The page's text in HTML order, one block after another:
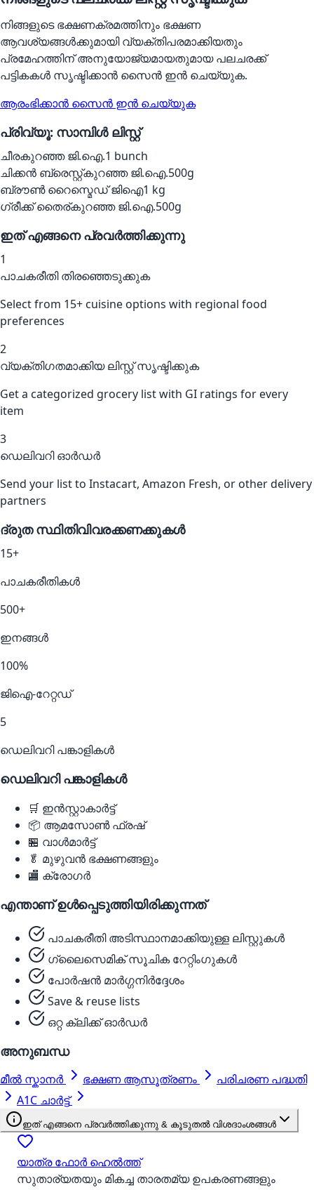
നിങ്ങളുടെ ഭക്ഷണക്രമത്തിനും ഭക്ഷണ
ആവശ്യങ്ങൾക്കുമായി വ്യക്തിപരമാക്കിയതും
പ്രമേഹത്തിന് അനുയോജ്യമായതുമായ പലചരക്ക്
പട്ടികകൾ സൃഷ്ടിക്കാൻ സൈൻ ഇൻ ചെയ്യുക.
ആരംഭിക്കാൻ സൈൻ ഇൻ ചെയ്യുക
പ്രിവ്യൂ: സാമ്പിൾ ലിസ്റ്റ്
ചീരകുറഞ്ഞ ജി.ഐ.1 bunch
ചിക്കൻ ബ്രെസ്റ്റ്കുറഞ്ഞ ജി.ഐ.500g
ബ്രൗൺ റൈസ്മെഡ് ജിഐ1 kg
ഗ്രീക്ക് തൈര്കുറഞ്ഞ ജി.ഐ.500g
ഇത് എങ്ങനെ പ്രവർത്തിക്കുന്നു
1
പാചകരീതി തിരഞ്ഞെടുക്കുക
Select from 15+ cuisine options with regional food
preferences
2
വ്യക്തിഗതമാക്കിയ ലിസ്റ്റ് സൃഷ്ടിക്കുക
Get a categorized grocery list with GI ratings for every
item
3
ഡെലിവറി ഓർഡർ
Send your list to Instacart, Amazon Fresh, or other delivery
partners
ദ്രുത സ്ഥിതിവിവരക്കണക്കുകൾ
15+
പാചകരീതികൾ
500+
ഇനങ്ങൾ
100%
ജിഐ-റേറ്റഡ്
5
ഡെലിവറി പങ്കാളികൾ
ഡെലിവറി പങ്കാളികൾ
🛒 ഇൻസ്റ്റാകാർട്ട്
📦 ആമസോൺ ഫ്രഷ്
🏪 വാൾമാർട്ട്
🥬 മുഴുവൻ ഭക്ഷണങ്ങളും
🏬 ക്രോഗർ
എന്താണ് ഉൾപ്പെടുത്തിയിരിക്കുന്നത്
പാചകരീതി അടിസ്ഥാനമാക്കിയുള്ള ലിസ്റ്റുകൾ
ഗ്ലൈസെമിക് സൂചിക റേറ്റിംഗുകൾ
പോർഷൻ മാർഗ്ഗനിർദ്ദേശം
Save & reuse lists
ഒറ്റ ക്ലിക്ക് ഓർഡർ
അനുബന്ധ
മീൽ സ്കാനർ ഭക്ഷണ ആസൂത്രണം
പരിചരണ പദ്ധതി
A1C ചാർട്ട്
ഇത് എങ്ങനെ പ്രവർത്തിക്കുന്നു & കൂടുതൽ വിശദാംശങ്ങൾ
യാത്ര ഫോർ ഹെൽത്ത്
സുതാര്യതയും മികച്ച താരതമ്യ ഉപകരണങ്ങളും